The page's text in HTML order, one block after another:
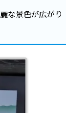
な景色が広がり